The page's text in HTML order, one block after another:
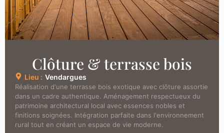
Clôture & terrasse bois
Lieu : Vendargues
Réalisation d'une terrasse bois exotique avec clôture assortie
dans un cadre authentique. Aménagement respectueux du
patrimoine architectural local avec essences nobles et
finitions soignées. Intégration parfaite dans l'environnement
rural tout en créant un espace de vie moderne.